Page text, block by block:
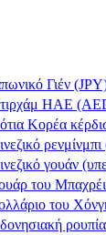
Γιέν
ΗΑΕ
Κορέα
γουάν
του
του